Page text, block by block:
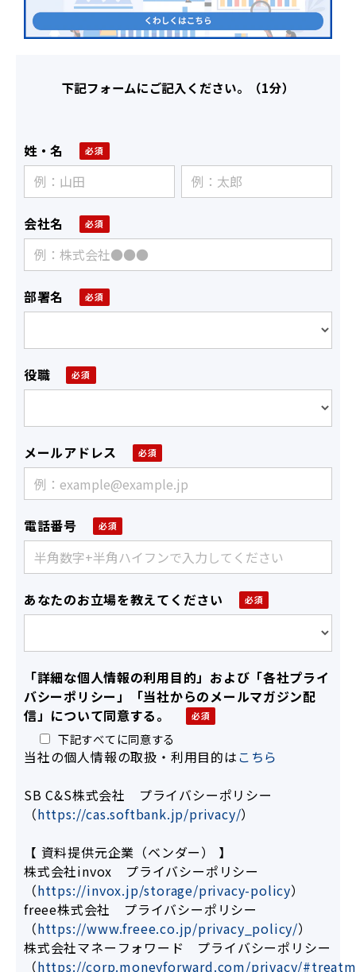
下記フォームにご記入ください。（1分）
姓・名
会社名
部署名
役職
メールアドレス
電話番号
あなたのお立場を教えてください
「詳細な個人情報の利用目的」および「各社プライ
バシーポリシー」「当社からのメールマガジン配
信」について同意する。
下記すべてに同意する
当社の個人情報の取扱・利用目的はこちら
SB C&S株式会社 プライバシーポリシー
（https://cas.softbank.jp/privacy/）
【 資料提供元企業（ベンダー） 】
株式会社invox プライバシーポリシー
（https://invox.jp/storage/privacy-policy）
freee株式会社 プライバシーポリシー
（https://www.freee.co.jp/privacy_policy/）
株式会社マネーフォワード プライバシーポリシー
（https://corp.moneyforward.com/privacy/